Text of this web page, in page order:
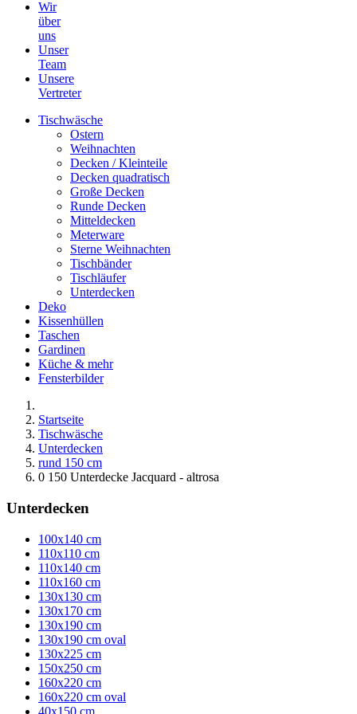
Wir
über
uns
Unser
Team
Unsere
Vertreter
Tischwäsche
Ostern
Weihnachten
Decken / Kleinteile
Decken quadratisch
Große Decken
Runde Decken
Mitteldecken
Meterware
Sterne Weihnachten
Tischbänder
Tischläufer
Unterdecken
Deko
Kissenhüllen
Taschen
Gardinen
Küche & mehr
Fensterbilder
Startseite
Tischwäsche
Unterdecken
rund 150 cm
0 150 Unterdecke Jacquard - altrosa
Unterdecken
100x140 cm
110x110 cm
110x140 cm
110x160 cm
130x130 cm
130x170 cm
130x190 cm
130x190 cm oval
130x225 cm
150x250 cm
160x220 cm
160x220 cm oval
40x150 cm